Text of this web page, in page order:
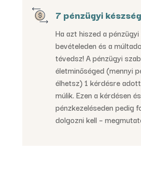
7 pénzügyi készség
Ha azt hiszed a
bevételeden és a
tévedsz! A pénzügyi
életminőséged (mennyi
élhetsz) 1 kérdésre
múlik. Ezen a kérdésen
pénzkezeléseden pedig
dolgozni kell –